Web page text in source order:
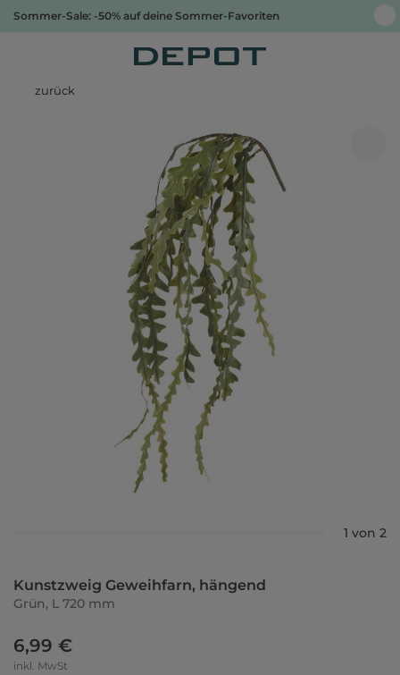
Sommer-Sale: -50% auf deine Sommer-Favoriten
zurück
1 von 2
Kunstzweig Geweihfarn, hängend
Grün, L 720 mm
6,99 €
inkl. MwSt